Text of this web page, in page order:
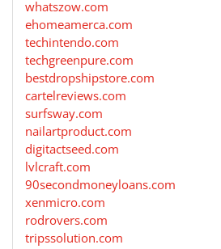
whatszow.com
ehomeamerca.com
techintendo.com
techgreenpure.com
bestdropshipstore.com
cartelreviews.com
surfsway.com
nailartproduct.com
digitactseed.com
lvlcraft.com
90secondmoneyloans.com
xenmicro.com
rodrovers.com
tripssolution.com